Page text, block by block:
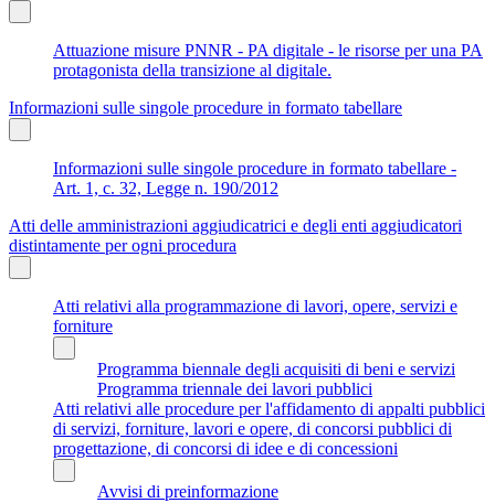
Attuazione misure PNNR - PA digitale - le risorse per una PA
protagonista della transizione al digitale.
Informazioni sulle singole procedure in formato tabellare
Informazioni sulle singole procedure in formato tabellare -
Art. 1, c. 32, Legge n. 190/2012
Atti delle amministrazioni aggiudicatrici e degli enti aggiudicatori
distintamente per ogni procedura
Atti relativi alla programmazione di lavori, opere, servizi e
forniture
Programma biennale degli acquisiti di beni e servizi
Programma triennale dei lavori pubblici
Atti relativi alle procedure per l'affidamento di appalti pubblici
di servizi, forniture, lavori e opere, di concorsi pubblici di
progettazione, di concorsi di idee e di concessioni
Avvisi di preinformazione